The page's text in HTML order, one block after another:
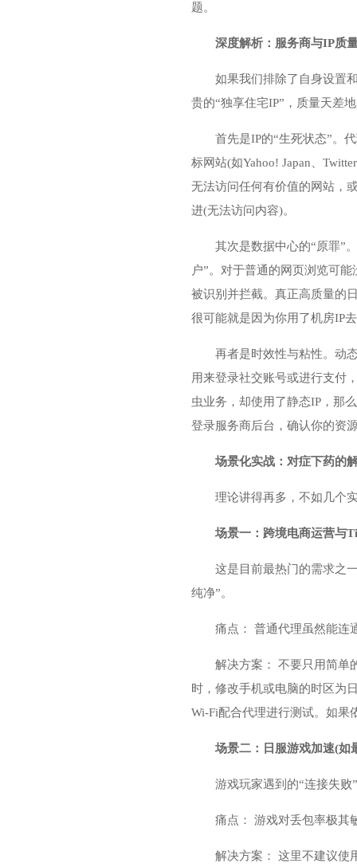
题。
深度解析：服务商与IP质
如果我们排除了自身设置
贵的“独享住宅IP”，质量天差
首先是IP的“生死状态”。
标网站(如Yahoo! Japan、
无法访问任何有价值的网站，
进(无法访问内容)。
其次是数据中心的“原罪”
户”。对于普通的网页浏览可
被识别并拦截。真正高质量的
很可能就是因为你用了机房IP
再者是时效性与粘性。动
用来登录社交账号或进行支付
虫业务，却使用了静态IP，那
登录服务商后台，确认你的资
场景化实战：对症下药的
理论讲得再多，不如几个
场景一：跨境电商运营与
这是目前最热门的需求之
纯净”。
痛点： 普通代理虽然能连
解决方案： 不要只用简单
时，修改手机或电脑的时区为
Wi-Fi配合代理进行测试。如果
场景二：日服游戏加速(如
游戏玩家遇到的“连接失
痛点： 游戏对丢包率极其
解决方案： 这里不建议使